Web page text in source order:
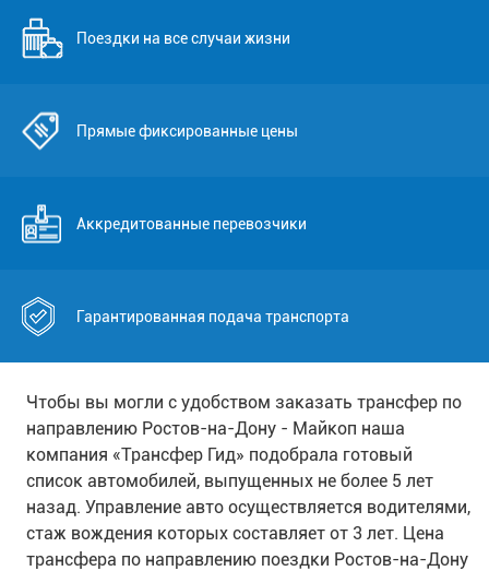
Поездки на все случаи жизни
Прямые фиксированные цены
Аккредитованные перевозчики
Гарантированная подача транспорта
Чтобы вы могли с удобством заказать трансфер по
направлению Ростов-на-Дону - Майкоп наша
компания «Трансфер Гид» подобрала готовый
список автомобилей, выпущенных не более 5 лет
назад. Управление авто осуществляется водителями,
стаж вождения которых составляет от 3 лет. Цена
трансфера по направлению поездки Ростов-на-Дону